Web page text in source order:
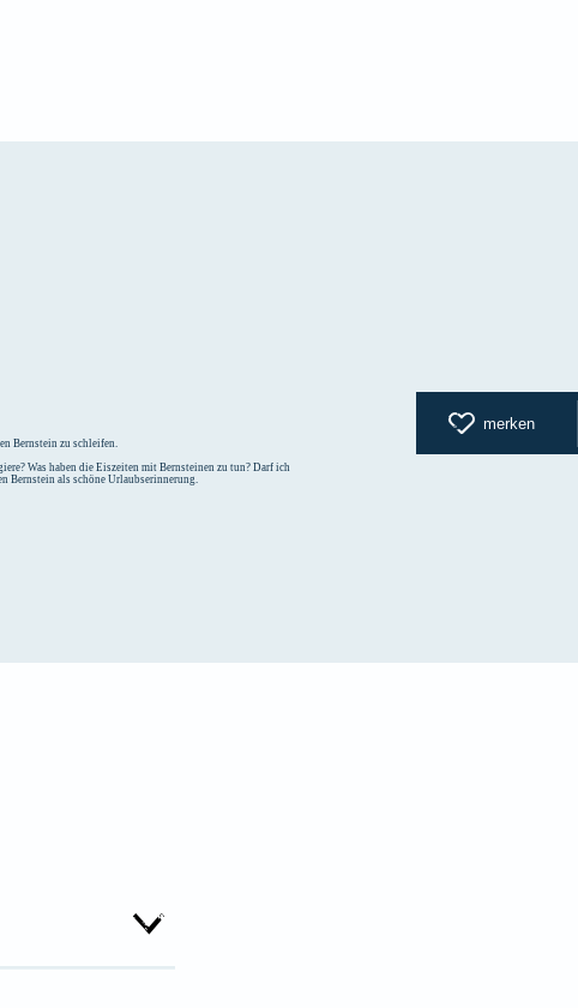
Bernstein zu schleifen.
Was haben die Eiszeiten mit Bernsteinen zu tun? Darf ich
Bernstein als schöne Urlaubserinnerung.
merken